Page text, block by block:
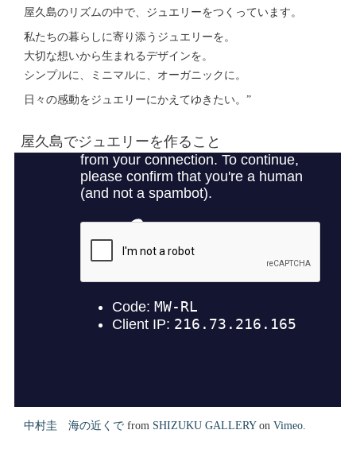
屋久島のリズムの中で、ジュエリーをつくっています。
私たちの暮らしに寄り添うジュエリーを。
大切な想いから生まれるデザインを。
シンプルに、ミニマルに、オーガニックに。
日々の感動をジュエリーにかえてゆきたい。”
屋久島でジュエリーを作ること
中村圭 海の近くで from SHIZUKU GALLERYonVimeo